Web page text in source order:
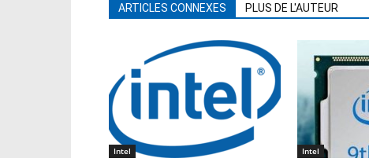
ARTICLES CONNEXES PLUS DE L'AUTEUR
Intel Intel